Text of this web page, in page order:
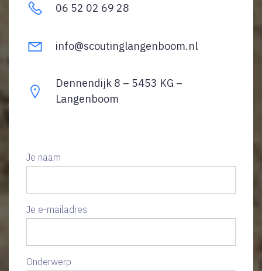
06 52 02 69 28
info@scoutinglangenboom.nl
Dennendijk 8 – 5453 KG –
Langenboom
Je naam
Je e-mailadres
Onderwerp